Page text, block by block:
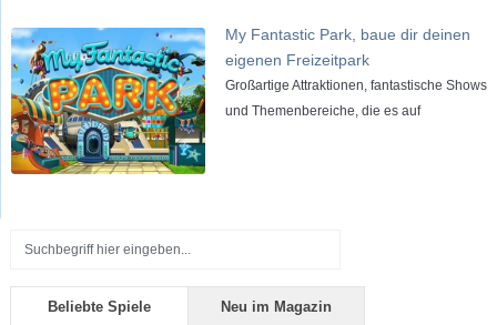
My Fantastic Park, baue dir deinen
eigenen Freizeitpark
Großartige Attraktionen, fantastische Shows
und Themenbereiche, die es auf
Beliebte Spiele Neu im Magazin